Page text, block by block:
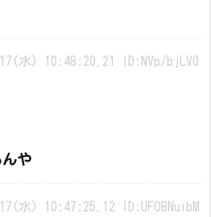
水) 10:48:20.21 ID:NVp/bjLV0
や
水) 10:47:25.12 ID:UFOBNuibM